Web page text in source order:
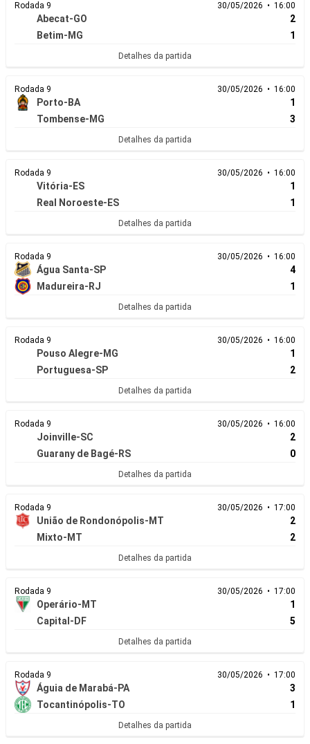
Rodada 9 30/05/2026 • 16:00
Abecat-GO
2
Betim-MG
1
Detalhes da partida
Rodada 9 30/05/2026 • 16:00
Porto-BA
1
Tombense-MG
3
Detalhes da partida
Rodada 9 30/05/2026 • 16:00
Vitória-ES
1
Real Noroeste-ES
1
Detalhes da partida
Rodada 9 30/05/2026 • 16:00
Água Santa-SP
4
Madureira-RJ
1
Detalhes da partida
Rodada 9 30/05/2026 • 16:00
Pouso Alegre-MG
1
Portuguesa-SP
2
Detalhes da partida
Rodada 9 30/05/2026 • 16:00
Joinville-SC
2
Guarany de Bagé-RS
0
Detalhes da partida
Rodada 9 30/05/2026 • 17:00
União de Rondonópolis-MT
2
Mixto-MT
2
Detalhes da partida
Rodada 9 30/05/2026 • 17:00
Operário-MT
1
Capital-DF
5
Detalhes da partida
Rodada 9 30/05/2026 • 17:00
Águia de Marabá-PA
3
Tocantinópolis-TO
1
Detalhes da partida